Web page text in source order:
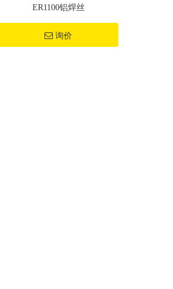
ER1100铝焊丝
询价